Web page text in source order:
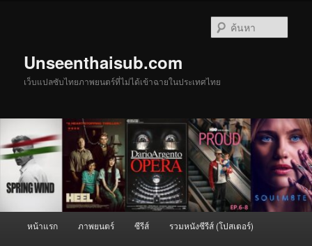
Unseenthaisub.com
เว็บแปลซับไทยภาพยนตร์ที่ไม่ได้เข้าฉายในประเทศไทย
หน้าแรก ภาพยนตร์ ซีรีส์ รวมหนังซีรีส์ (โปสเตอร์)